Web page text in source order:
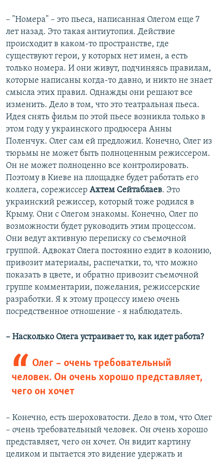
– "Номера" – это пьеса, написанная Олегом еще 7
лет назад. Это такая антиутопия. Действие
происходит в каком-то пространстве, где
существуют герои, у которых нет имен, а есть
только номера. И они живут, подчиняясь правилам,
которые написаны когда-то давно, и никто не знает
смысла этих правил. Однажды они решают все
изменить. Дело в том, что это театральная пьеса.
Идея снять фильм по этой пьесе возникла только в
этом году у украинского продюсера Анны
Поленчук. Олег сам ей предложил. Конечно, Олег из
тюрьмы не может быть полноценным режиссером.
Он не может полноценно все контролировать.
Поэтому в Киеве на площадке будет работать его
коллега, сорежиссер Ахтем Сейтаблаев. Это
украинский режиссер, который тоже родился в
Крыму. Они с Олегом знакомы. Конечно, Олег по
возможности будет руководить этим процессом.
Они ведут активную переписку со съемочной
группой. Адвокат Олега постоянно ездит в колонию,
привозит материалы, распечатки, то, что можно
показать в цвете, и обратно привозит съемочной
группе комментарии, пожелания, режиссерские
разработки. Я к этому процессу имею очень
посредственное отношение - я наблюдатель.
– Насколько Олега устраивает то, как идет работа?
Олег – очень требовательный
человек. Он очень хорошо представляет,
чего он хочет
– Конечно, есть шероховатости. Дело в том, что Олег
– очень требовательный человек. Он очень хорошо
представляет, чего он хочет. Он видит картину
целиком и пытается это видение удержать и